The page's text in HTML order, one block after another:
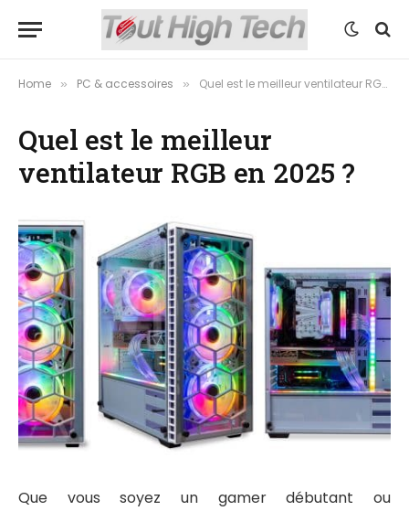
Home » PC & accessoires » Quel est le meilleur ventilateur RGB en 2025 ?
Quel est le meilleur
ventilateur RGB en 2025 ?
Que vous soyez un gamer débutant ou